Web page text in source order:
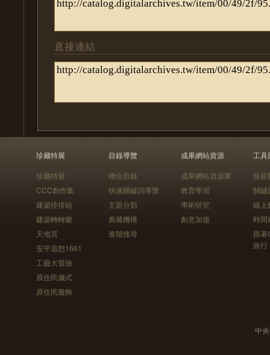
直接連結
珍藏特展
珍藏特展
CCC創作集
建築排排站
建築轉轉樂
天地宮
安平追想1661
工藝大冒險
原住民儀式
原住民服飾
目錄導覽
聯合目錄
快速關鍵詞導覽
主題分類
典藏機構
進階搜尋
成果網站資源
成果網站資源庫
教育學習
學術研究
創意加值
工具
技術
關鍵
線上
時間
跟
旅行
中